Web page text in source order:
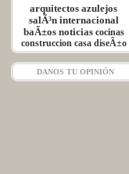
arquitectos azulejos
salÃ³n internacional
baÃ±os noticias cocinas
construccion casa diseÃ±o
DANOS TU OPINIÓN